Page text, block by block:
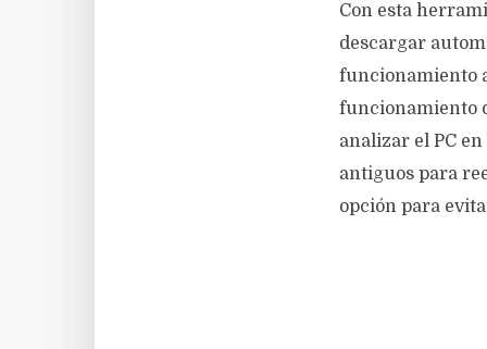
Con esta
descargar
funcionamiento
funcionamiento
analizar el PC
antiguos para
opción para